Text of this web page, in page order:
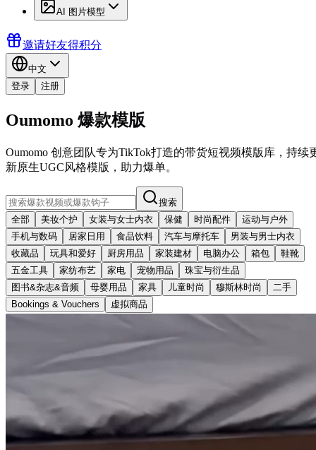
AI 图片模型
邀请好友得积分
中文
登录
注册
Oumomo 爆款模版
Oumomo 创意团队专为TikTok打造的带货短视频模版库，持续
新原生UGC风格模版，助力爆单。
搜索
全部
美妆个护 女装与女士内衣 保健 时尚配件
运动与户外
手机与数码
居家日用 食品饮料 汽车与摩托车
男装与男士内衣
收藏品
玩具和爱好 厨房用品 家装建材 电脑办公 箱包
鞋靴
五金工具
家纺布艺 家电 宠物用品
珠宝与衍生品
图书&杂志&音频
母婴用品 家具 儿童时尚 穆斯林时尚
二手
Bookings & Vouchers
虚拟商品